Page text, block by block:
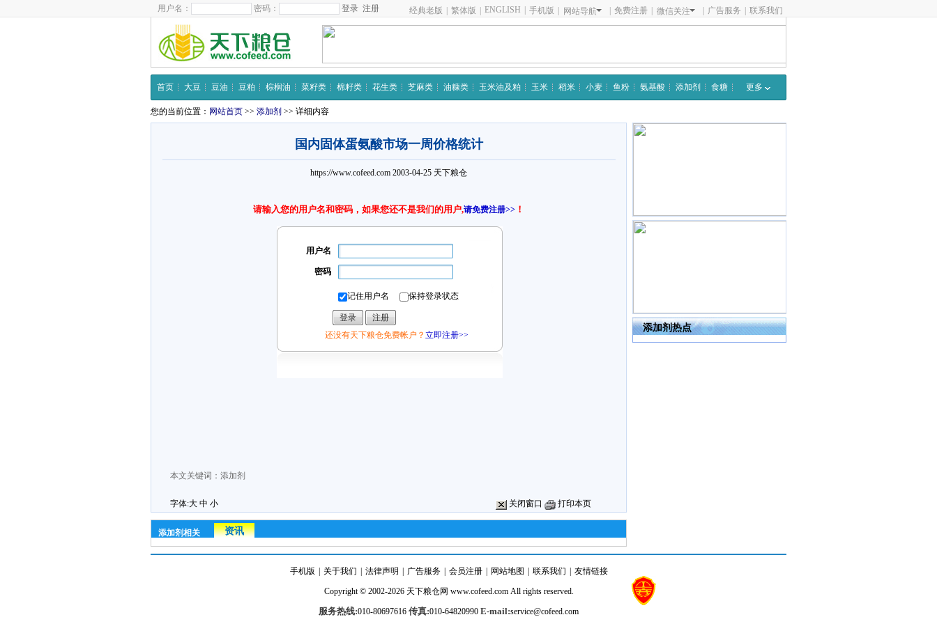
用户名： 密码： 注册 经典老版 繁体版 ENGLISH 手机版 网站导航 免费注册 微信关注 广告服务 联系我们
首页 大豆 豆油 豆粕 棕榈油 菜籽类 棉籽类 花生类 芝麻类 油糠类 玉米油及粕 玉米 稻米 小麦 鱼粉 氨基酸 添加剂 食糖 更多
您的当前位置： 网站首页 >> 添加剂 >> 详细内容
国内固体蛋氨酸市场一周价格统计
https://www.cofeed.com 2003-04-25 天下粮仓
请输入您的用户名和密码，如果您还不是我们的用户,请免费注册>> ！
用户名
密码
记住用户名 保持登录状态
还没有天下粮仓免费帐户？ 立即注册>>
本文关键词： 添加剂
字体:大 中 小 关闭窗口 打印本页
添加剂相关 资讯
添加剂热点
手机版 关于我们 法律声明 广告服务 会员注册 网站地图 联系我们 友情链接
Copyright © 2002-2026 天下粮仓网 www.cofeed.comAll rights reserved.
服务热线:010-80697616 传真:010-64820990 E-mail:service@cofeed.com